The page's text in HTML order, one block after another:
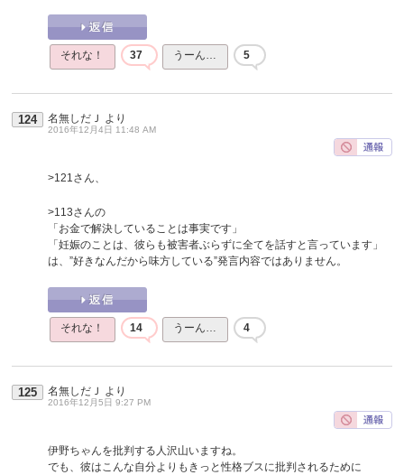
それな！ 37 うーん… 5
124 名無しだＪ より
2016年12月4日 11:48 AM
>121さん、
>113さんの
「お金で解決していることは事実です」
「妊娠のことは、彼らも被害者ぶらずに全てを話すと言っています」
は、”好きなんだから味方している”発言内容ではありません。
それな！ 14 うーん… 4
125 名無しだＪ より
2016年12月5日 9:27 PM
伊野ちゃんを批判する人沢山いますね。
でも、彼はこんな自分よりもきっと性格ブスに批判されるために